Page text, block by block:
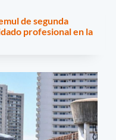
de segunda
profesional en la